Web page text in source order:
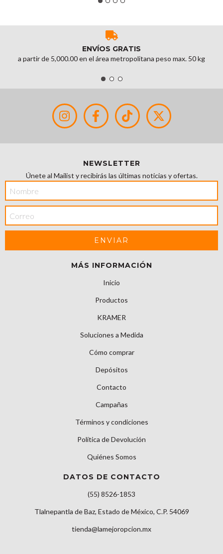
ENVÍOS GRATIS
a partir de 5,000.00 en el área metropolitana peso max. 50 kg
NEWSLETTER
Únete al Mailist y recibirás las últimas noticias y ofertas.
MÁS INFORMACIÓN
Inicio
Productos
KRAMER
Soluciones a Medida
Cómo comprar
Depósitos
Contacto
Campañas
Términos y condiciones
Política de Devolución
Quiénes Somos
DATOS DE CONTACTO
(55) 8526-1853
Tlalnepantla de Baz, Estado de México, C.P. 54069
tienda@lamejoropcion.mx